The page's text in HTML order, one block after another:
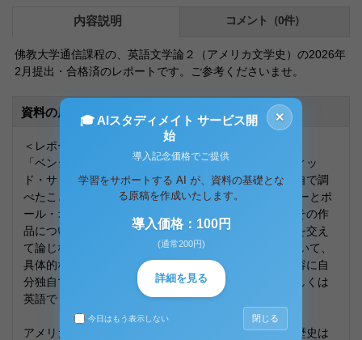
内容説明 コメント（0件）
佛教大学通信課程の、英語文学論２（アメリカ文学史）の2026年
2月提出・合格済のレポートです。ご参考くださいませ。
資料の原本内容
＜レポート課題＞
「ベンジャミン・フランクリンとジェローム・デイヴィッ
ド・サリンジャーについて、テキストの内容に自分独自で調
べたことを交えて論じなさい。(2)シオドア・ドライサーとポ
ール・オースターの代表作をそれぞれ一つずつ選び、その作
品についてのテキストの内容に自分独自で調べたことを交え
て論じなさい。(3)「アメリカン・ルネッサンス」について、
具体的な作家、及びその作品名を挙げ、テキストの内容に自
分独自で調べたことを交えて論じなさい。※日本語もしくは
英語でリポート（試験）を作成すること」
アメリカ文学は独立戦争以降に誕生したとされ、その歴史は
×
🎓 AIスタディメイト サービス開
始
導入記念価格でご提供
学習をサポートする AI が、資料の基礎とな
る原稿を作成いたします。
導入価格：100円
(通常200円)
詳細を見る
今日はもう表示しない 閉じる